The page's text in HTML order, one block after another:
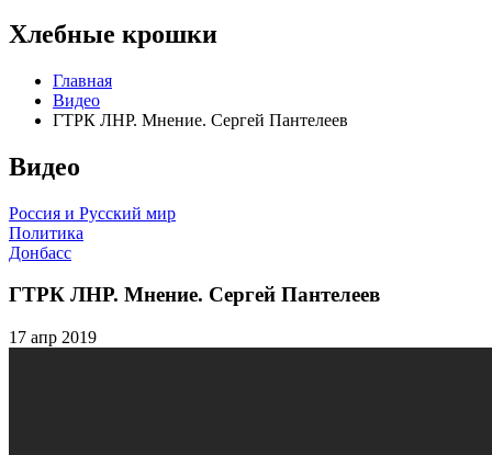
Хлебные крошки
Главная
Видео
ГТРК ЛНР. Мнение. Сергей Пантелеев
Видео
Россия и Русский мир
Политика
Донбасс
ГТРК ЛНР. Мнение. Сергей Пантелеев
17 апр 2019